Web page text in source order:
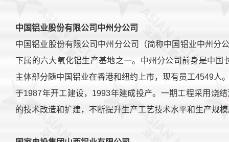
中国铝业股份有限公司中州分公司
中国铝业股份有限公司中州分公司（简称中国铝业中州分
下属的六大氧化铝生产基地之一。中州分公司前身是中
主体部分随中国铝业在香港和纽约上市，现有员工4549人
于1987年开工建设，1993年建成投产。一期工程采用烧
的技术改造和扩建，不断提升生产工艺技术水平和生产规